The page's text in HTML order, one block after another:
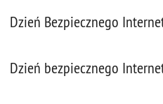
Dzień Bezpiecznego
Dzień bezpiecznego